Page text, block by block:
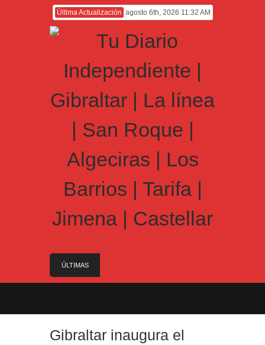
Última Actualización agosto 6th, 2026 11:32 AM
ÚLTIMAS
¡Manténgase alerta! (31 °C o más) Del domingo 9
al martes 11 de agosto, todo el día
Gibraltar inaugura el